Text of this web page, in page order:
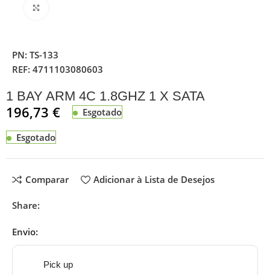
PN:TS-133
REF:4711103080603
1 BAY ARM 4C 1.8GHZ 1 X SATA
196,73€ Esgotado
Esgotado
Comparar Adicionar à Lista de Desejos
Share:
Envio:
Pick up